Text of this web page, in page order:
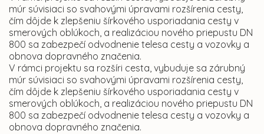
múr súvisiaci so svahovými úpravami rozšírenia cesty,
čím dôjde k zlepšeniu šírkového usporiadania cesty v
smerových oblúkoch, a realizáciou nového priepustu DN
800 sa zabezpečí odvodnenie telesa cesty a vozovky a
obnova dopravného značenia.
V rámci projektu sa rozšíri cesta, vybuduje sa zárubný
múr súvisiaci so svahovými úpravami rozšírenia cesty,
čím dôjde k zlepšeniu šírkového usporiadania cesty v
smerových oblúkoch, a realizáciou nového priepustu DN
800 sa zabezpečí odvodnenie telesa cesty a vozovky a
obnova dopravného značenia.